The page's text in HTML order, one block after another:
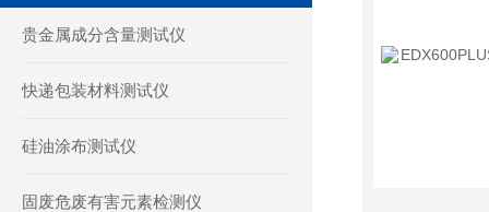
贵金属成分含量测试仪
快递包装材料测试仪
硅油涂布测试仪
固废危废有害元素检测仪